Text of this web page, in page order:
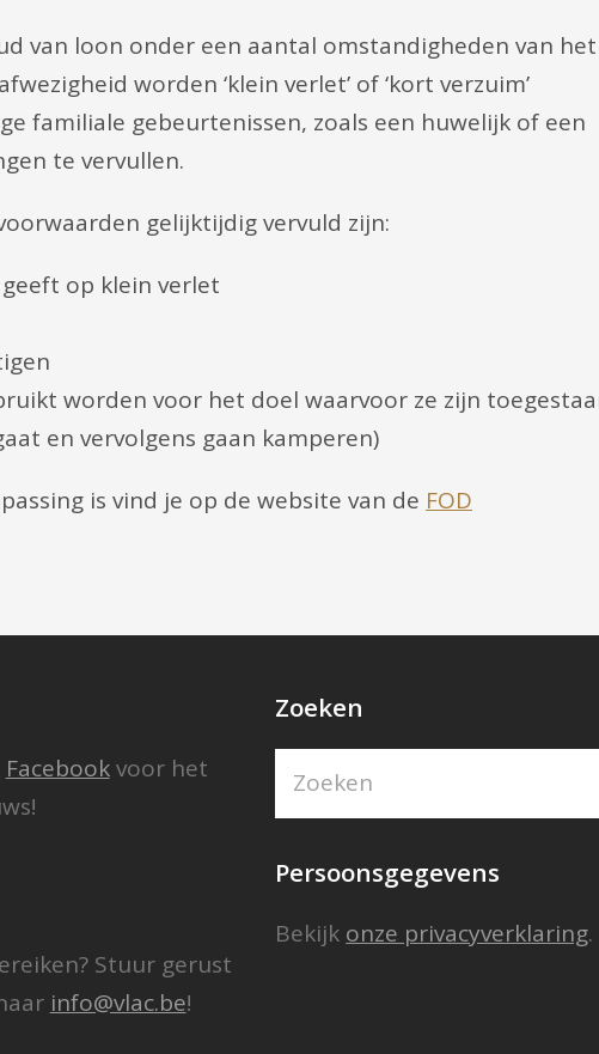
van loon onder een aantal omstandigheden van het
worden ‘klein verlet’ of ‘kort verzuim’
familiale gebeurtenissen, zoals een huwelijk of een
te vervullen.
gelijktijdig vervuld zijn:
op klein verlet
worden voor het doel waarvoor ze zijn
en vervolgens gaan kamperen)
is vind je op de website van de FOD
Facebookvoor het
Stuur gerust
info@vlac.be!
Zoeken
Zoeken
Persoonsgegevens
Bekijk onze privacyverklaring.